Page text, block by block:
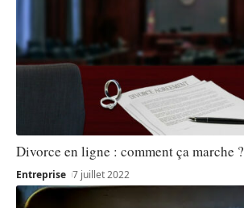
Divorce en ligne : comment ça marche ?
Entreprise 7 juillet 2022